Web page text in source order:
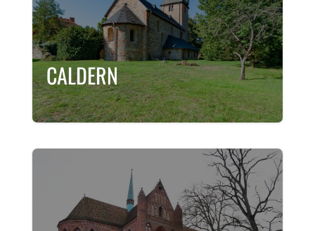
CALDERN